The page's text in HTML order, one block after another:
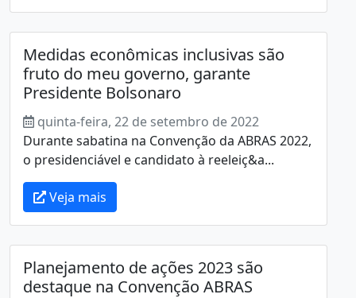
Medidas econômicas inclusivas são
fruto do meu governo, garante
Presidente Bolsonaro
quinta-feira, 22 de setembro de 2022
Durante sabatina na Convenção da ABRAS 2022,
o presidenciável e candidato à reeleiç&a...
Veja mais
Planejamento de ações 2023 são
destaque na Convenção ABRAS